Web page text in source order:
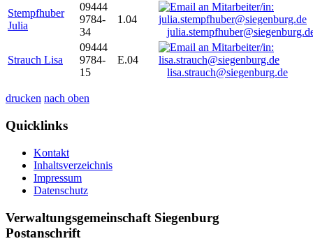
Stempfhuber
Julia
09444
9784-
34
1.04
Strauch Lisa
09444
9784-
15
E.04
lisa.strauch@siegenburg.de
drucken nach oben
Quicklinks
Kontakt
Inhaltsverzeichnis
Impressum
Datenschutz
Verwaltungsgemeinschaft Siegenburg
Postanschrift